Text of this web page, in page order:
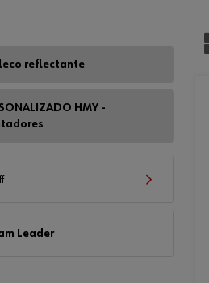
reflectante
HMY -
Leader